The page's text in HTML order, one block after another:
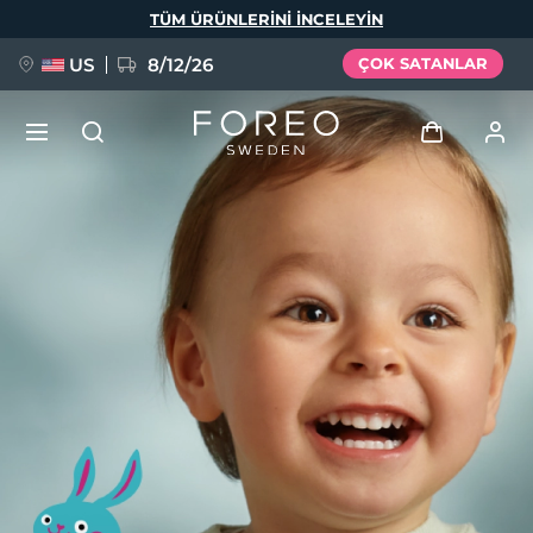
TÜM ÜRÜNLERINI INCELEYIN
US 8/12/26 ÇOK SATANLAR
Giriş
Kullanici profi̇li̇
Cihazlarım
Siparişlerim
Adresim
Aboneliklerim
FAQ™ Pure Beauty-Tech Elixir
BREAKING NEWS
issa™ Teeth Whitening Set
Deutsch
Español
Italiano
Português
Svenska
Русский
Türkçe
简体中文 繁體中文